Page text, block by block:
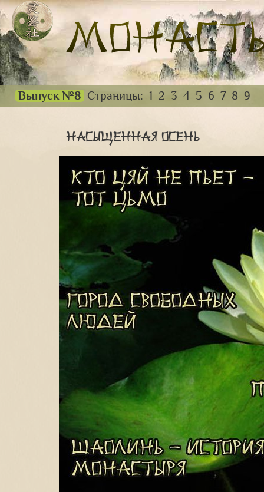
Выпуск №8 Страницы: 1 2 3 4 5 6 7 8 9
Насыщенная осень